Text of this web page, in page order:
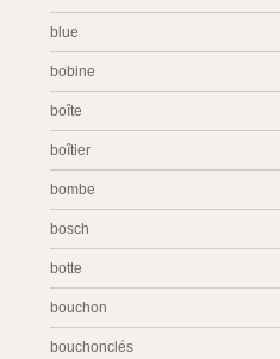
blue
bobine
boîte
boîtier
bombe
bosch
botte
bouchon
bouchonclés